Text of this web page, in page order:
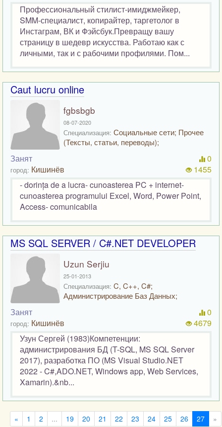
Профессиональный стилист-имиджмейкер,
SMM-специалист, копирайтер, таргетолог в
Инстаграм, ВК и Фэйсбук.Превращу вашу
страницу в шедевр искусства. Работаю как с
личными, так и с рабочими профилями. Пом...
Caut lucru online
fgbsbgb
08-07-2020
Специализация: Социальные сети; Прочее
(Тексты, статьи, переводы);
Занят
город: Кишинёв
0
1455
- dorința de a lucra- cunoasterea PC + internet-
cunoasterea programului Excel, Word, Power Point,
Access- comunicabila
MS SQL SERVER / C#.NET DEVELOPER
Uzun Serjiu
25-01-2013
Специализация: C, C++, C#;
Администрирование Баз Данных;
Занят
город: Кишинёв
0
4679
Узун Сергей (1983)Компетенции:
администрирования БД (T-SQL, MS SQL Server
2017), разработка ПО (MS Visual Studio.NET
2022 - C#,ADO.NET, Windows app, Web Services,
Xamarin).&nb...
« 1 2 ... 19 20 21 22 23 24 25 26 27 »